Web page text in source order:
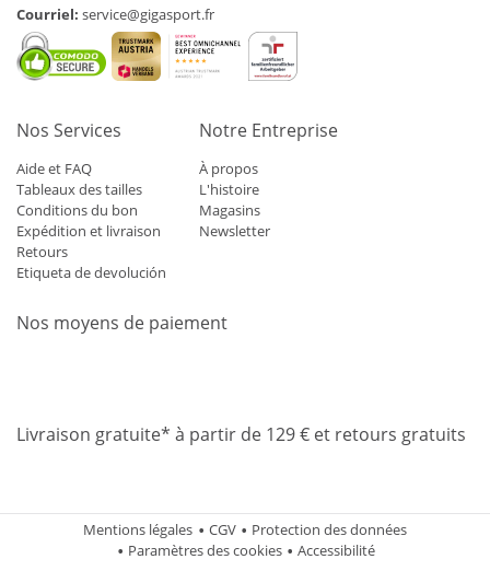
Courriel: service@gigasport.fr
Nos Services
Aide et FAQ
Tableaux des tailles
Conditions du bon
Expédition et livraison
Retours
Etiqueta de devolución
Notre Entreprise
À propos
L'histoire
Magasins
Newsletter
Nos moyens de paiement
Livraison gratuite* à partir de 129 € et retours gratuits
Mentions légales CGV
Protection des données
Paramètres des cookies
Accessibilité